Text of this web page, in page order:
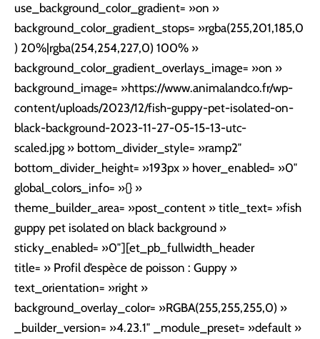
use_background_color_gradient= »on »
background_color_gradient_stops= »rgba(255,201,185,0
) 20%|rgba(254,254,227,0) 100% »
background_color_gradient_overlays_image= »on »
background_image= »https://www.animalandco.fr/wp-
content/uploads/2023/12/fish-guppy-pet-isolated-on-
black-background-2023-11-27-05-15-13-utc-
scaled.jpg » bottom_divider_style= »ramp2″
bottom_divider_height= »193px » hover_enabled= »0″
global_colors_info= »{} »
theme_builder_area= »post_content » title_text= »fish
guppy pet isolated on black background »
sticky_enabled= »0″][et_pb_fullwidth_header
title= » Profil d’espèce de poisson : Guppy »
text_orientation= »right »
background_overlay_color= »RGBA(255,255,255,0) »
_builder_version= »4.23.1″ _module_preset= »default »